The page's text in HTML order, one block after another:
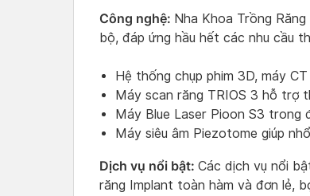
Công nghệ: Nha Khoa Trồng
bộ, đáp ứng hầu hết các nhu cầu
Hệ thống chụp phim 3D, máy
Máy scan răng TRIOS 3 hỗ trợ
Máy Blue Laser Pioon S3 trong
Máy siêu âm Piezotome giúp
Dịch vụ nổi bật: Các dịch vụ nổi
răng Implant toàn hàm và đơn lẻ,